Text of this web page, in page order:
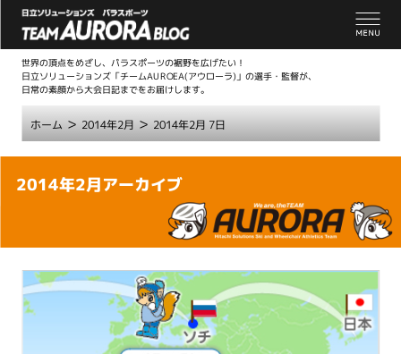
世界の頂点をめざし、パラスポーツの裾野を広げたい！
日立ソリューションズ「チームAUROEA(アウローラ)」の選手・監督が、
日常の素顔から大会日記までをお届けします。
ホーム > 2014年2月 > 2014年2月 7日
本
2014年2月アーカイブ